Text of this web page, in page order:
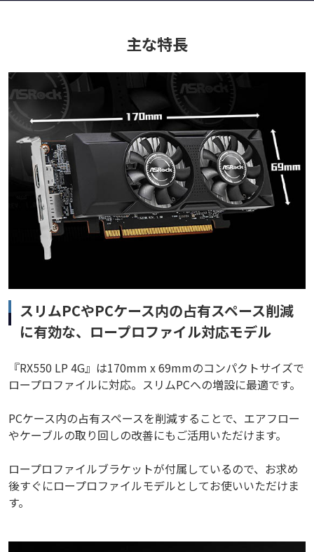
主な特長
スリムPCやPCケース内の占有スペース削減
に有効な、ロープロファイル対応モデル
『RX550 LP 4G』は170mm x 69mmのコンパクトサイズで
ロープロファイルに対応。スリムPCへの増設に最適です。
PCケース内の占有スペースを削減することで、エアフロー
やケーブルの取り回しの改善にもご活用いただけます。
ロープロファイルブラケットが付属しているので、お求め
後すぐにロープロファイルモデルとしてお使いいただけま
す。